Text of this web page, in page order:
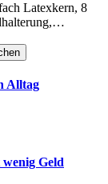
Latexkern, 8
Alltag
Geld